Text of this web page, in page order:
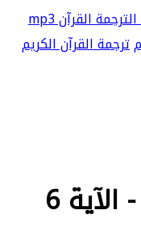
الترجمةالقرآن mp3
ترجمة القرآن الكريم
إن مع العسر يسرا - الآية 6